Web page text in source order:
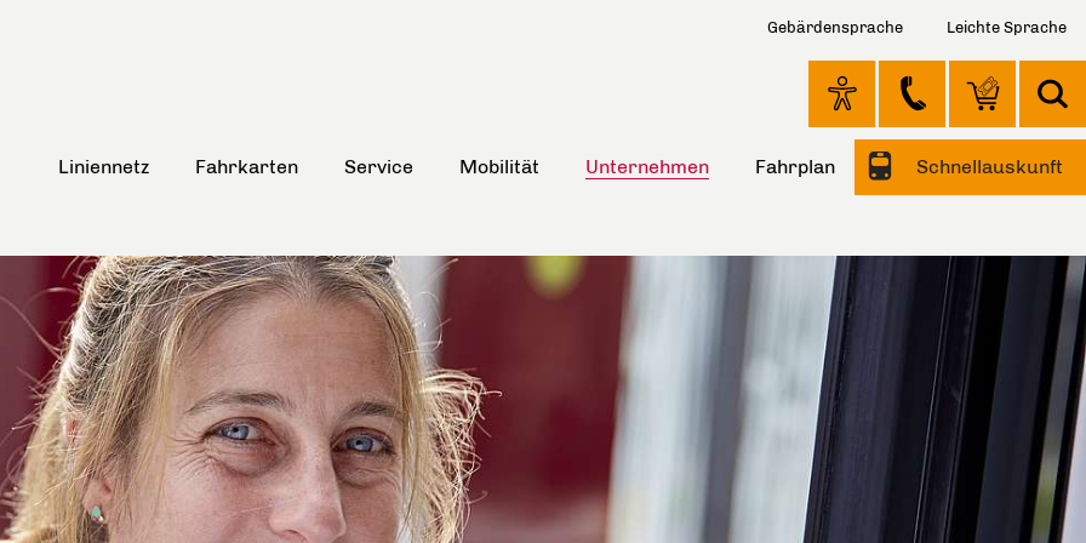
Gebärdensprache Leichte Sprache
Liniennetz Fahrkarten Service Mobilität Unternehmen Fahrplan Schnellauskunft